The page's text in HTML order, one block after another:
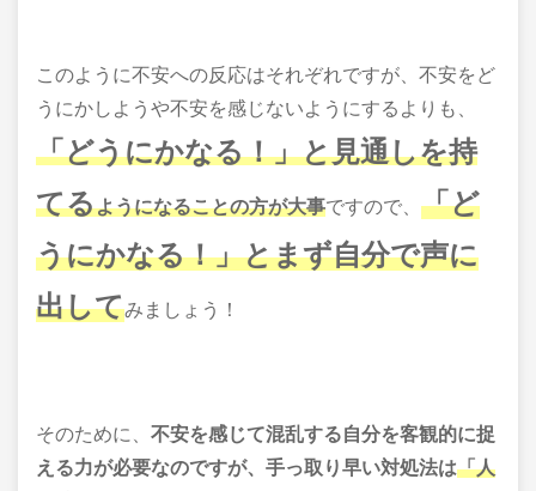
このように不安への反応はそれぞれですが、不安をど
うにかしようや不安を感じないようにするよりも、
「どうにかなる！」と見通しを持
てるようになることの方が大事ですので、 「ど
うにかなる！」とまず自分で声に
出してみましょう！
そのために、 不安を感じて混乱する自分を客観的に捉
える力が必要なのですが、 手っ取り早い対処法は「人